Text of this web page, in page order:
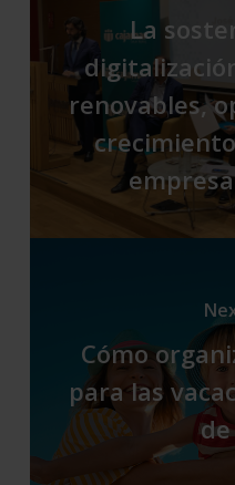
La
renovables,
Cómo
para las